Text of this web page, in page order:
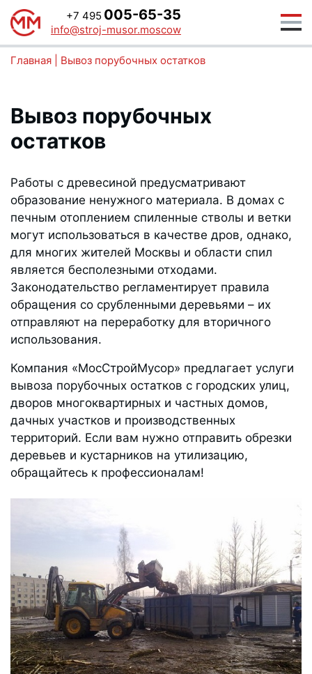
+7 495 005-65-35
info@stroj-musor.moscow
Главная Вывоз порубочных остатков
Вывоз порубочных
остатков
Работы с древесиной предусматривают
образование ненужного материала. В домах с
печным отоплением спиленные стволы и ветки
могут использоваться в качестве дров, однако,
для многих жителей Москвы и области спил
является бесполезными отходами.
Законодательство регламентирует правила
обращения со срубленными деревьями – их
отправляют на переработку для вторичного
использования.
Компания «МосСтройМусор» предлагает услуги
вывоза порубочных остатков с городских улиц,
дворов многоквартирных и частных домов,
дачных участков и производственных
территорий. Если вам нужно отправить обрезки
деревьев и кустарников на утилизацию,
обращайтесь к профессионалам!